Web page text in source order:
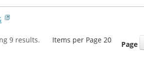
9 results. Items per Page 20 Page